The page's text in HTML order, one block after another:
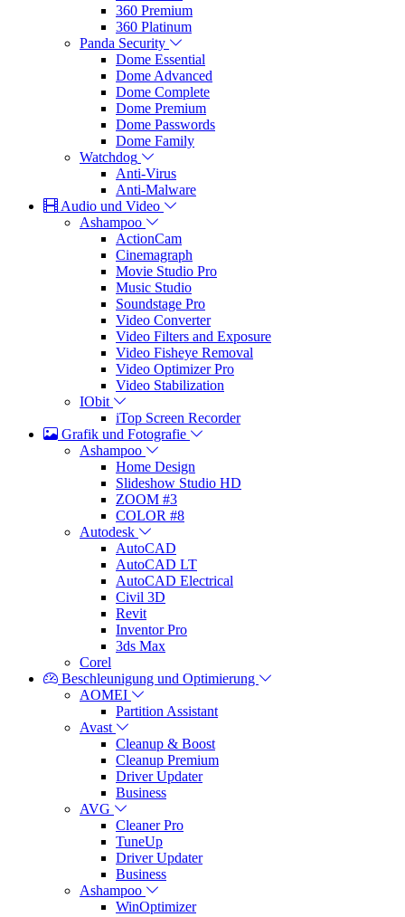
360 Premium
360 Platinum
Panda Security
Dome Essential
Dome Advanced
Dome Complete
Dome Premium
Dome Passwords
Dome Family
Watchdog
Anti-Virus
Anti-Malware
Audio und Video
Ashampoo
ActionCam
Cinemagraph
Movie Studio Pro
Music Studio
Soundstage Pro
Video Converter
Video Filters and Exposure
Video Fisheye Removal
Video Optimizer Pro
Video Stabilization
IObit
iTop Screen Recorder
Grafik und Fotografie
Ashampoo
Home Design
Slideshow Studio HD
ZOOM #3
COLOR #8
Autodesk
AutoCAD
AutoCAD LT
AutoCAD Electrical
Civil 3D
Revit
Inventor Pro
3ds Max
Corel
Beschleunigung und Optimierung
AOMEI
Partition Assistant
Avast
Cleanup & Boost
Cleanup Premium
Driver Updater
Business
AVG
Cleaner Pro
TuneUp
Driver Updater
Business
Ashampoo
WinOptimizer